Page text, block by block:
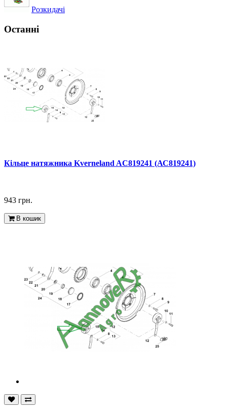
Розкидачі
Останні
Кільце натяжника Kverneland AC819241 (АС819241)
943 грн.
В кошик